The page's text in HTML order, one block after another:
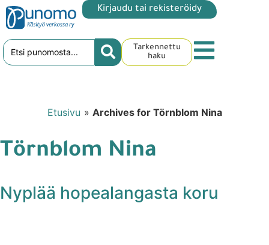
Kirjaudu tai rekisteröidy
Tarkennettu
haku
Etusivu » Archives for Törnblom Nina
Törnblom Nina
Nyplää hopealangasta koru